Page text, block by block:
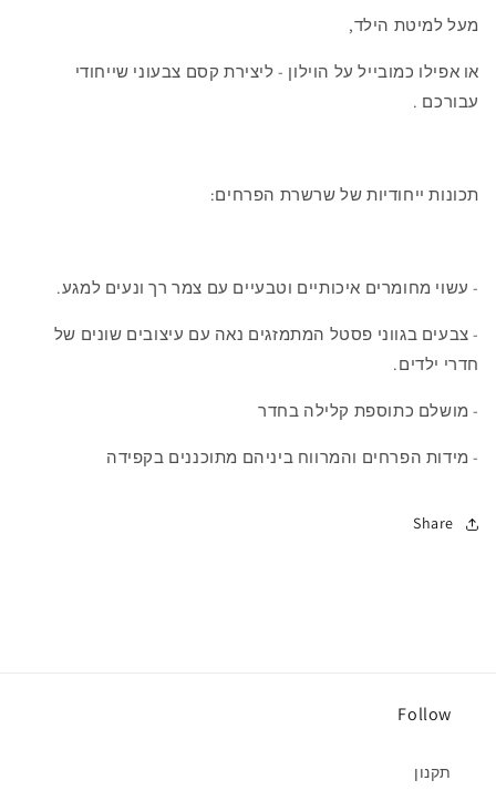
מעל למיטת הילד,
או אפילו כמובייל על הוילון - ליצירת קסם צבעוני שייחודי
עבורכם .
תכונות ייחודיות של שרשרת הפרחים:
- עשוי מחומרים איכותיים וטבעיים עם צמר רך ונעים למגע.
- צבעים בגווני פסטל המתמזגים נאה עם עיצובים שונים של
חדרי ילדים.
- מושלם כתוספת קלילה בחדר
- מידות הפרחים והמרווח ביניהם מתוכננים בקפידה
Share
Follow
תקנון